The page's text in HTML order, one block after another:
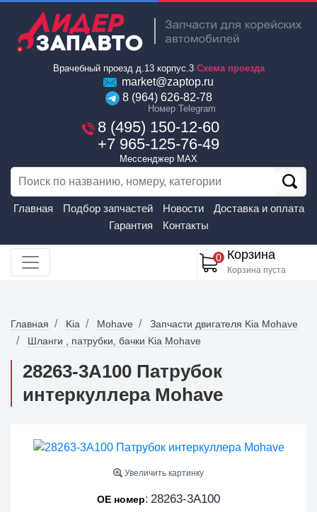
Врачебный проезд д.13 корпус.3 Схема проезда
market@zaptop.ru
8 (964) 626-82-78
Номер Telegram
8 (495) 150-12-60
+7 965-125-76-49
Мессенджер MAX
Главная Подбор запчастей Новости
Доставка и оплата
Гарантия
Контакты
0 Корзина
Корзина пуста
Главная Kia Mohave
Запчасти двигателя Kia Mohave
Шланги , патрубки, бачки Kia Mohave
28263-3A100 Патрубок
интеркуллера Mohave
Увеличить картинку
OE номер: 28263-3A100